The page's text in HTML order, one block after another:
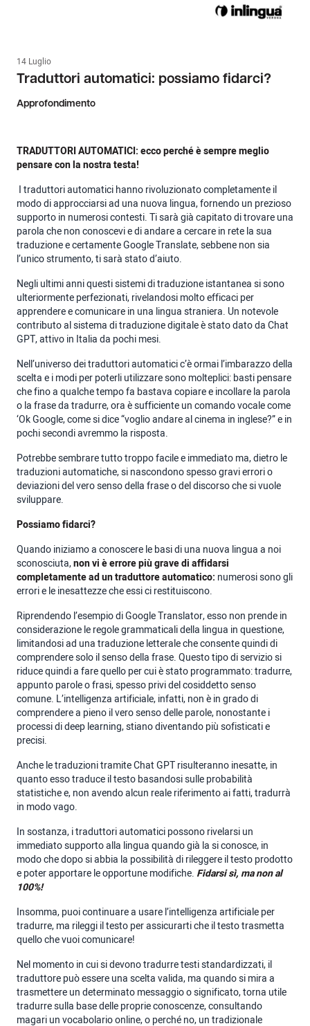
14 Luglio
Traduttori automatici: possiamo fidarci?
Approfondimento
TRADUTTORI AUTOMATICI: ecco perché è sempre meglio
pensare con la nostra testa!
I traduttori automatici hanno rivoluzionato completamente il
modo di approcciarsi ad una nuova lingua, fornendo un prezioso
supporto in numerosi contesti. Ti sarà già capitato di trovare una
parola che non conoscevi e di andare a cercare in rete la sua
traduzione e certamente Google Translate, sebbene non sia
l’unico strumento, ti sarà stato d’aiuto.
Negli ultimi anni questi sistemi di traduzione istantanea si sono
ulteriormente perfezionati, rivelandosi molto efficaci per
apprendere e comunicare in una lingua straniera. Un notevole
contributo al sistema di traduzione digitale è stato dato da Chat
GPT, attivo in Italia da pochi mesi.
Nell’universo dei traduttori automatici c’è ormai l’imbarazzo della
scelta e i modi per poterli utilizzare sono molteplici: basti pensare
che fino a qualche tempo fa bastava copiare e incollare la parola
o la frase da tradurre, ora è sufficiente un comando vocale come
‘Ok Google, come si dice “voglio andare al cinema in inglese?” e in
pochi secondi avremmo la risposta.
Potrebbe sembrare tutto troppo facile e immediato ma, dietro le
traduzioni automatiche, si nascondono spesso gravi errori o
deviazioni del vero senso della frase o del discorso che si vuole
sviluppare.
Possiamo fidarci?
Quando iniziamo a conoscere le basi di una nuova lingua a noi
sconosciuta,non vi è errore più grave di affidarsi
completamente ad un traduttore automatico: numerosi sono gli
errori e le inesattezze che essi ci restituiscono.
Riprendendo l’esempio di Google Translator, esso non prende in
considerazione le regole grammaticali della lingua in questione,
limitandosi ad una traduzione letterale che consente quindi di
comprendere solo il senso della frase. Questo tipo di servizio si
riduce quindi a fare quello per cui è stato programmato: tradurre,
appunto parole o frasi, spesso privi del cosiddetto senso
comune. L’intelligenza artificiale, infatti, non è in grado di
comprendere a pieno il vero senso delle parole, nonostante i
processi di deep learning, stiano diventando più sofisticati e
precisi.
Anche le traduzioni tramite Chat GPT risulteranno inesatte, in
quanto esso traduce il testo basandosi sulle probabilità
statistiche e, non avendo alcun reale riferimento ai fatti, tradurrà
in modo vago.
In sostanza, i traduttori automatici possono rivelarsi un
immediato supporto alla lingua quando già la si conosce, in
modo che dopo si abbia la possibilità di rileggere il testo prodotto
e poter apportare le opportune modifiche. Fidarsi sì, ma non al
100%!
Insomma, puoi continuare a usare l’intelligenza artificiale per
tradurre, ma rileggi il testo per assicurarti che il testo trasmetta
quello che vuoi comunicare!
Nel momento in cui si devono tradurre testi standardizzati, il
traduttore può essere una scelta valida, ma quando si mira a
trasmettere un determinato messaggio o significato, torna utile
tradurre sulla base delle proprie conoscenze, consultando
magari un vocabolario online, o perché no, un tradizionale